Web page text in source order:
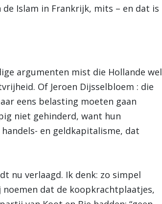
Islam in Frankrijk, mits – en dat is
argumenten mist die Hollande wel
Of Jeroen Dijsselbloem : die
eens belasting moeten gaan
niet gehinderd, want hun
en geldkapitalisme, dat
nu verlaagd. Ik denk: zo simpel
dat de koopkrachtplaatjes,